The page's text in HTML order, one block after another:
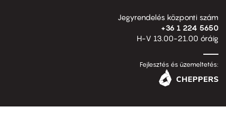
Jegyrendelés központi szám
+36 1 224 5650
H-V 13.00-21.00 óráig
Fejlesztés és üzemeltetés: